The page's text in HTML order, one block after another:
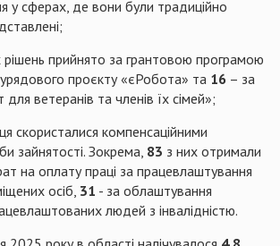
у сферах, де вони були традиційно
рішень прийнято за грантовою програмою
проєкту «єРобота» та 16 – за
ветеранів та членів їх сімей»;
скористалися компенсаційними
зайнятості. Зокрема, 83 з них отримали
на оплату праці за працевлаштування
осіб, 31 - за облаштування
людей з інвалідністю.